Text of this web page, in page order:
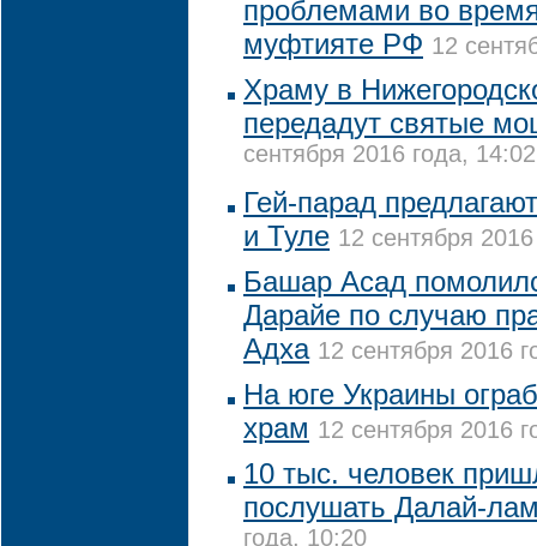
проблемами во
муфтияте РФ 12
Храму в
передадут святые
сентября 2016 года, 14:02
Гей-парад
и Туле 12 сентября
Башар Асад
Дарайе по случаю
Адха 12 сентября 2016
На юге Украины
храм 12 сентября 2016
10 тыс. человек
послушать Далай-